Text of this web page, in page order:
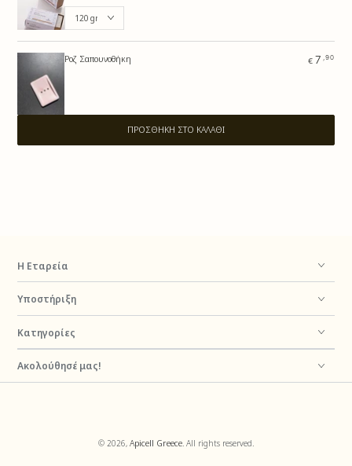
Ροζ Σαπουνοθήκη € 7 ,90
ΠΡΟΣΘΉΚΗ ΣΤΟ ΚΑΛΆΘΙ
Η Εταρεία
Υποστήριξη
Κατηγορίες
Ακολούθησέ μας!
© 2026, Apicell Greece. All rights reserved.